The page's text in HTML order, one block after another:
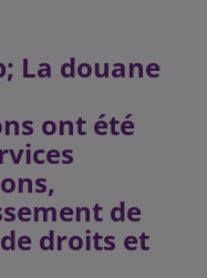
La douane
ont été
de
droits et